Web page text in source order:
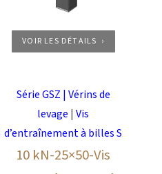
VOIR LES DÉTAILS
Série GSZ | Vérins de
levage |Vis
d’entraînement à billes S
10 kN-25×50-Vis